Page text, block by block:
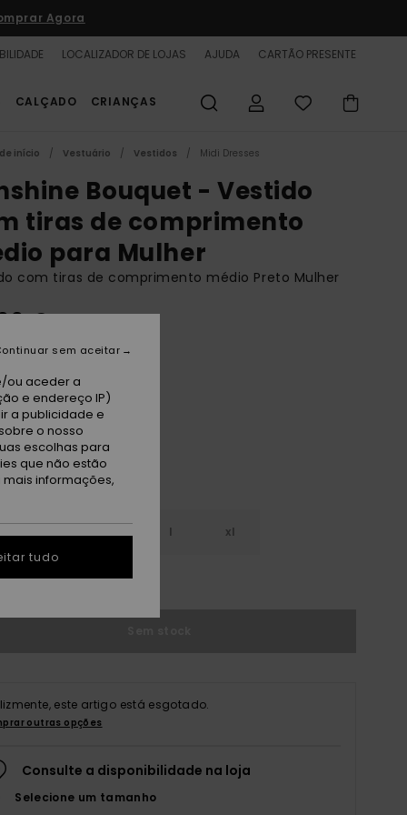
Agora
LOCALIZADOR DE LOJAS AJUDA CARTÃO PRESENTE
CALÇADO CRIANÇAS
início Vestuário Vestidos Midi Dresses
Bouquet - Vestido
tiras de comprimento
para Mulher
com tiras de comprimento médio Preto Mulher
€
Good Vibration
l xl
guia de tamanhos
este artigo está esgotado.
outras opções
Consulte a disponibilidade na loja
Selecione um tamanho
ou aceder a
e endereço IP)
a publicidade e
o nosso
escolhas para
que não estão
informações,
sem aceitar
tudo